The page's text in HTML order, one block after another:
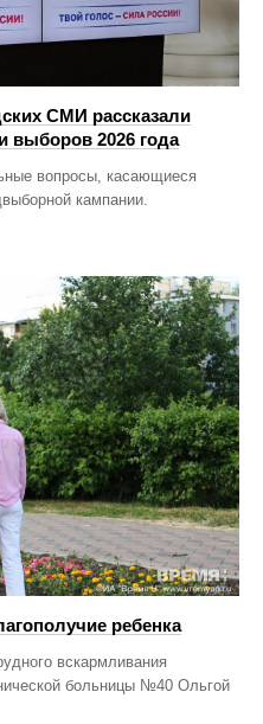
СМИ рассказали
выборов 2026 года
вопросы, касающиеся
кампании.
ребенка
вскармливания
больницы №40 Ольгой